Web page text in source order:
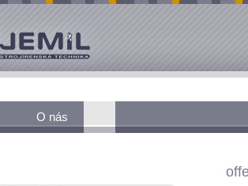
O nás